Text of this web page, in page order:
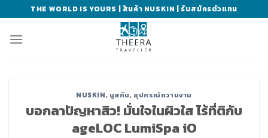
to
content
THE WORLD IS YOURS | สินค้า NUSKIN | รับสมัครตัวแทน
NUSKIN, นูสกิน, อุปกรณ์ความงาม
บอกลาปัญหาสิว! มั่นใจในผิวใส ไร้ที่ติกับ
ageLOC LumiSpa iO